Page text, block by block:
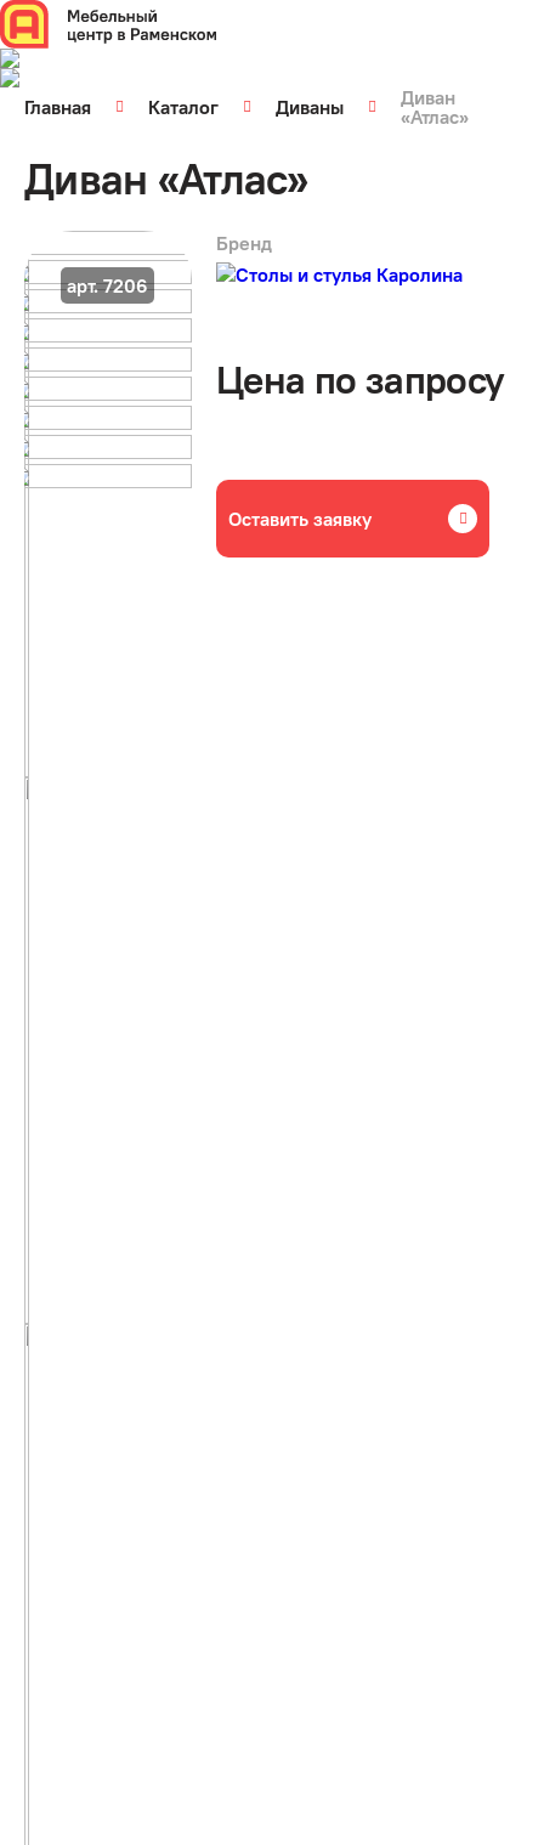
Главная Каталог Диваны
Диван
«Атлас»
Диван «Атлас»
арт. 7206
Бренд
Цена по запросу
Оставить заявку